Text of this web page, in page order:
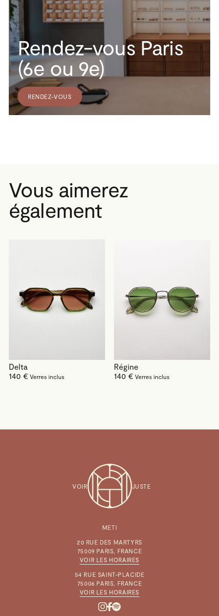
Rendez-vous Paris
(6e ou 9e)
RENDEZ-VOUS
Vous aimerez
également
Delta
140 €
Régine
140 €
VOIR JUSTE
METI
20 RUE DES MARTYRS
75009 PARIS, FRANCE
VOIR LES HORAIRES
54 RUE SAINT-PLACIDE
75006 PARIS, FRANCE
VOIR LES HORAIRES